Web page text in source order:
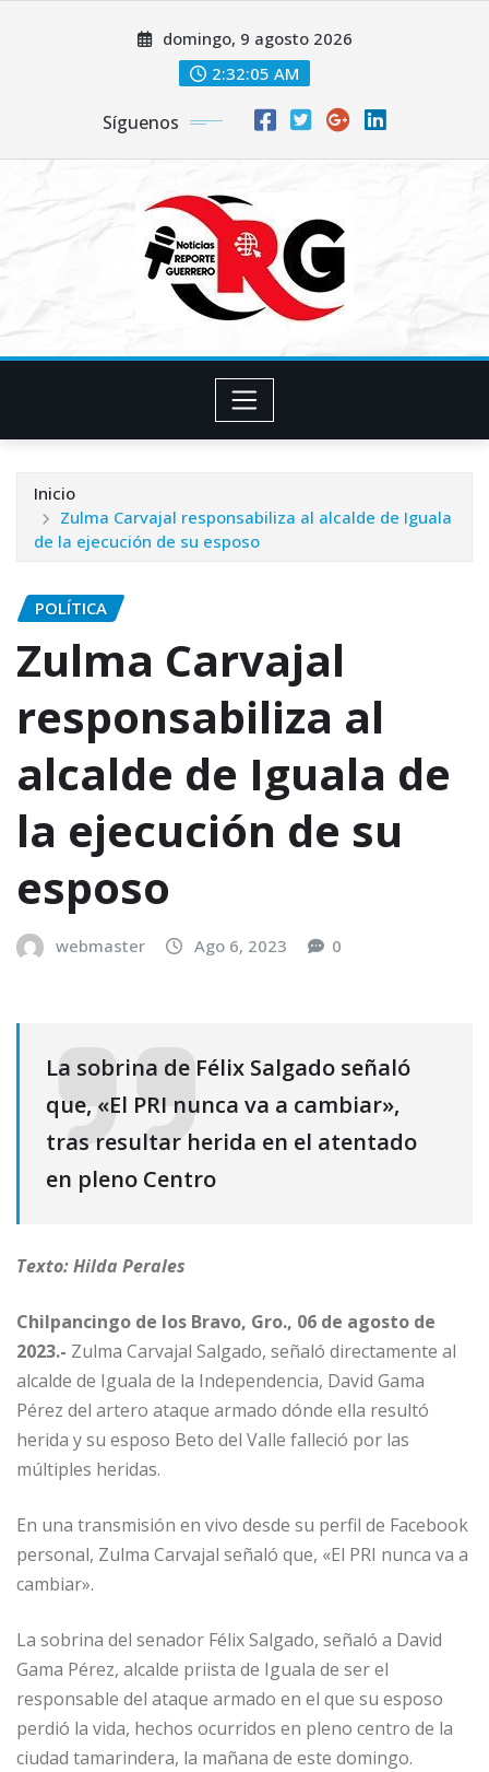
domingo, 9 agosto 2026
2:32:06 AM
Síguenos
Inicio
Zulma Carvajal responsabiliza al alcalde de Iguala
de la ejecución de su esposo
POLÍTICA
Zulma Carvajal
responsabiliza al
alcalde de Iguala de
la ejecución de su
esposo
webmaster Ago 6, 2023 0
La sobrina de Félix Salgado señaló
que, «El PRI nunca va a cambiar»,
tras resultar herida en el atentado
en pleno Centro
Texto: Hilda Perales
Chilpancingo de los Bravo, Gro., 06 de agosto de
2023.- Zulma Carvajal Salgado, señaló directamente al
alcalde de Iguala de la Independencia, David Gama
Pérez del artero ataque armado dónde ella resultó
herida y su esposo Beto del Valle falleció por las
múltiples heridas.
En una transmisión en vivo desde su perfil de Facebook
personal, Zulma Carvajal señaló que, «El PRI nunca va a
cambiar».
La sobrina del senador Félix Salgado, señaló a David
Gama Pérez, alcalde priista de Iguala de ser el
responsable del ataque armado en el que su esposo
perdió la vida, hechos ocurridos en pleno centro de la
ciudad tamarindera, la mañana de este domingo.